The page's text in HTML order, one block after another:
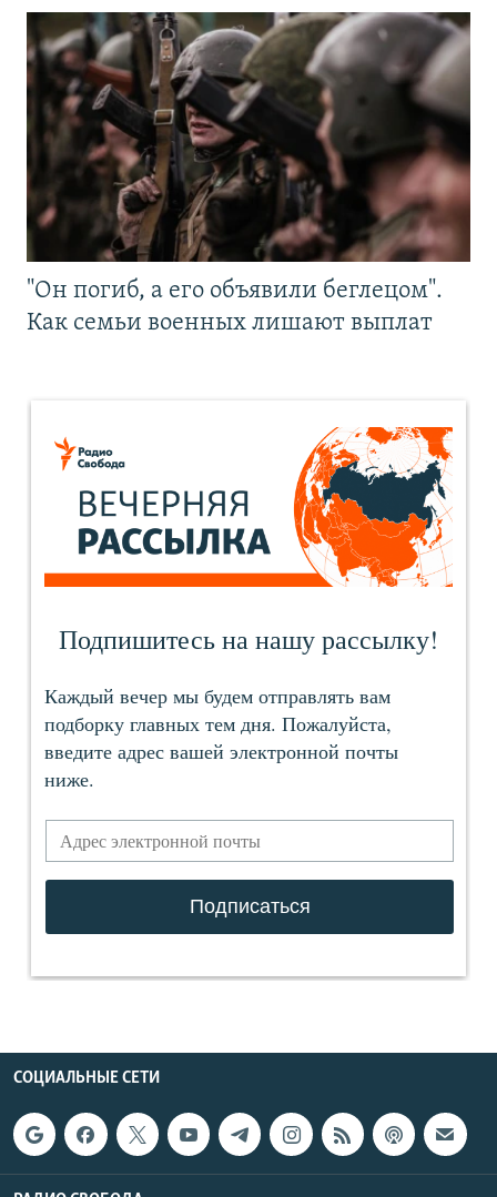
"Он погиб, а его объявили беглецом".
Как семьи военных лишают выплат
СОЦИАЛЬНЫЕ СЕТИ